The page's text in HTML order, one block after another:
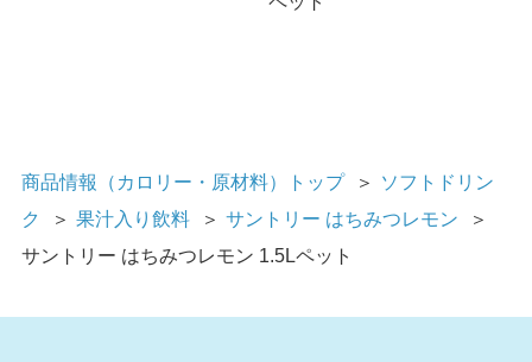
商品情報（カロリー・原材料）トップ ＞
ソフトドリン
ク
＞ 果汁入り飲料 ＞ サントリー はちみつレモン
＞
サントリー はちみつレモン 1.5Lペット